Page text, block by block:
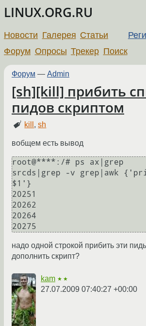
LINUX.ORG.RU
Новости Галерея Статьи
Форум Опросы Трекер Поиск
Форум — Admin
[sh][kill] прибить
пидов скриптом
kill ,sh
вобщем есть вывод
root@****:/# ps ax|grep
srcds|grep -v grep|awk
$1'}
20251
20262
20264
надо одной строкой прибить эти
дополнить скрипт?
kam ★★
27.07.2009 07:40:27 +00:00